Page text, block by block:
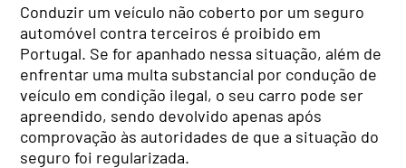
Conduzir um veículo não coberto por um seguro
automóvel contra terceiros é proibido em
Portugal. Se for apanhado nessa situação, além de
enfrentar uma multa substancial por condução de
veículo em condição ilegal, o seu carro pode ser
apreendido, sendo devolvido apenas após
comprovação às autoridades de que a situação do
seguro foi regularizada.